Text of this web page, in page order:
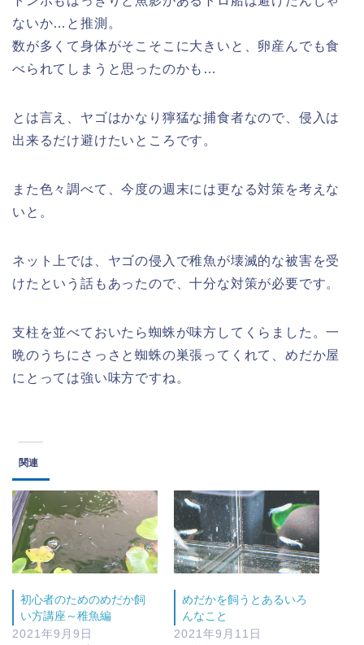
ないか…と推測。
数が多くて身体がそこそこに大きいと、卵産んでも食
べられてしまうと思ったのかも…
とは言え、ヤゴはかなり獰猛な捕食者なので、侵入は
出来るだけ避けたいところです。
また色々調べて、今度の週末には更なる対策を考えな
いと。
ネット上では、ヤゴの侵入で稚魚が壊滅的な被害を受
けたという話もあったので、十分な対策が必要です。
支柱を並べておいたら蜘蛛が味方してくらました。一
晩のうちにさっさと蜘蛛の巣張ってくれて、めだか屋
にとっては強い味方ですね。
関連
初心者のためのめだか飼
い方講座～稚魚編
2021年9月9日
めだかを飼うとあるいろ
んなこと
2021年9月11日